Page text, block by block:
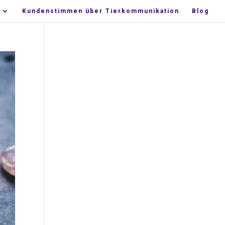
Kun­den­stim­men über Tierkommunikation Blog